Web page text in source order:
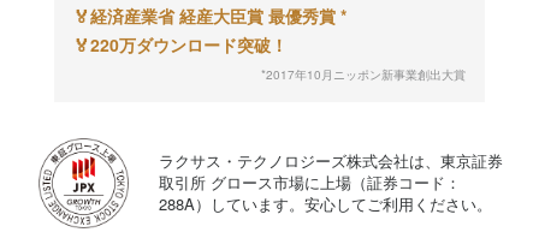
🏅経済産業省 経産大臣賞 最優秀賞 *
🏅220万ダウンロード突破！
*2017年10月ニッポン新事業創出大賞
ラクサス・テクノロジーズ株式会社は、東京証券
取引所 グロース市場に上場（証券コード：
288A）しています。安心してご利用ください。